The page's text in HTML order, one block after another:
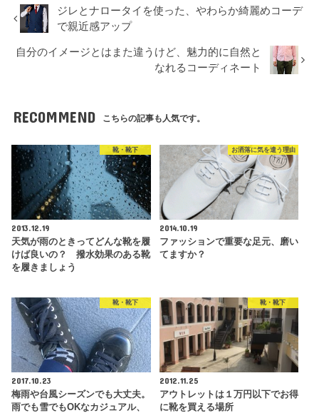
ジレとナロータイを使った、やわらか綺麗めコーデ
で親近感アップ
自分のイメージとはまた違うけど、魅力的に自然と
なれるコーディネート
RECOMMEND こちらの記事も人気です。
靴・靴下
2013.12.19
天気が雨のときってどんな靴を履
けば良いの？ 撥水効果のある靴
を履きましょう
お洒落に気を遣う理由
2014.10.19
ファッションで重要な足元、磨い
てますか？
靴・靴下
2017.10.23
梅雨や台風シーズンでも大丈夫。
雨でも雪でもOKなカジュアル、
靴・靴下
2012.11.25
アウトレットは１万円以下でお得
に靴を買える場所